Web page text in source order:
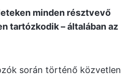
minden résztvevő
tartózkodik – általában az
során történő közvetlen